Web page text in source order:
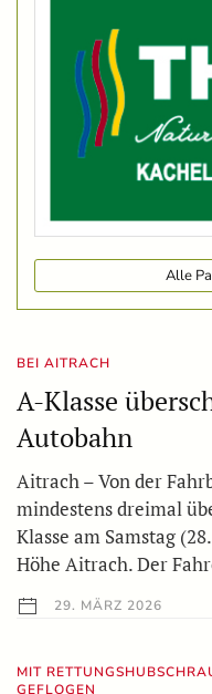
Alle
BEI AITRACH
A-Klasse
Autobahn
Aitrach – Von der
mindestens dreimal
Klasse am Samstag
Höhe Aitrach. Der
29. MÄRZ 2026
MIT
GEFLOGEN